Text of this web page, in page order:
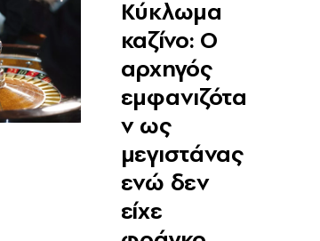
Κύκλωμα
καζίνο: Ο
αρχηγός
εμφανιζότα
ν ως
μεγιστάνας
ενώ δεν
είχε